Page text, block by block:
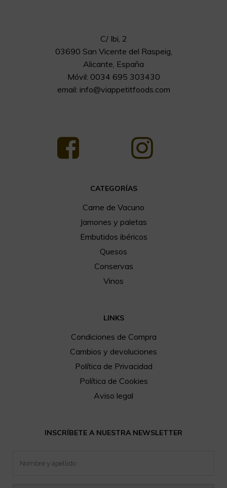
C/ Ibi, 2
03690 San Vicente del Raspeig,
Alicante, España
Móvil: 0034 695 303430
email: info@viappetitfoods.com
CATEGORÍAS
Carne de Vacuno
Jamones y paletas
Embutidos ibéricos
Quesos
Conservas
Vinos
LINKS
Condiciones de Compra
Cambios y devoluciones
Política de Privacidad
Política de Cookies
Aviso legal
INSCRÍBETE A NUESTRA NEWSLETTER